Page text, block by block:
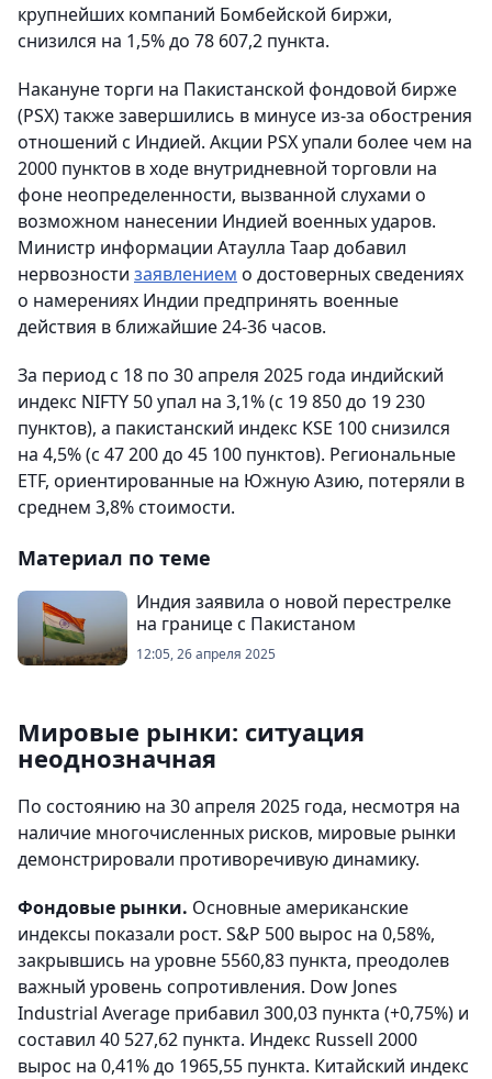
крупнейших компаний Бомбейской биржи,
снизился на 1,5% до 78 607,2 пункта.
Накануне торги на Пакистанской фондовой бирже
(PSX) также завершились в минусе из-за обострения
отношений с Индией. Акции PSX упали более чем на
2000 пунктов в ходе внутридневной торговли на
фоне неопределенности, вызванной слухами о
возможном нанесении Индией военных ударов.
Министр информации Атаулла Таар добавил
нервозности заявлением о достоверных сведениях
о намерениях Индии предпринять военные
действия в ближайшие 24-36 часов.
За период с 18 по 30 апреля 2025 года индийский
индекс NIFTY 50 упал на 3,1% (с 19 850 до 19 230
пунктов), а пакистанский индекс KSE 100 снизился
на 4,5% (с 47 200 до 45 100 пунктов). Региональные
ETF, ориентированные на Южную Азию, потеряли в
среднем 3,8% стоимости.
Материал по теме
Индия заявила о новой перестрелке
на границе с Пакистаном
12:05, 26 апреля 2025
Мировые рынки: ситуация
неоднозначная
По состоянию на 30 апреля 2025 года, несмотря на
наличие многочисленных рисков, мировые рынки
демонстрировали противоречивую динамику.
Фондовые рынки. Основные американские
индексы показали рост. S&P 500 вырос на 0,58%,
закрывшись на уровне 5560,83 пункта, преодолев
важный уровень сопротивления. Dow Jones
Industrial Average прибавил 300,03 пункта (+0,75%) и
составил 40 527,62 пункта. Индекс Russell 2000
вырос на 0,41% до 1965,55 пункта. Китайский индекс